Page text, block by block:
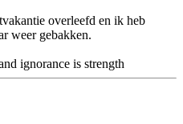
overleefd en ik heb
weer gebakken.
ignorance is strength